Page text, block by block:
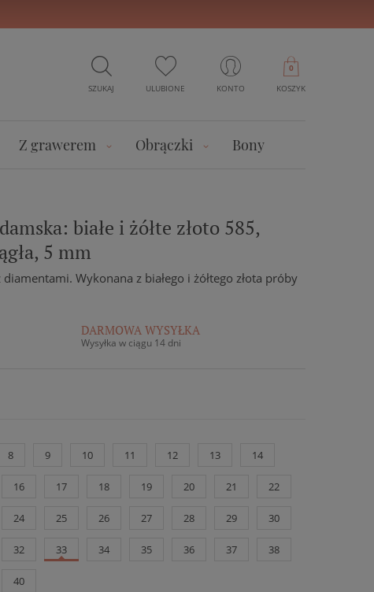
SZUKAJ ULUBIONE KONTO KOSZYK
0
Z grawerem Obrączki Bony
białe i żółte złoto 585,
5 mm
Wykonana z białego i żółtego złota próby
DARMOWA WYSYŁKA
Wysyłka w ciągu 14 dni
8 9 10 11 12 13 14
16 17 18 19 20 21 22
24 25 26 27 28 29 30
32 33 34 35 36 37 38
40